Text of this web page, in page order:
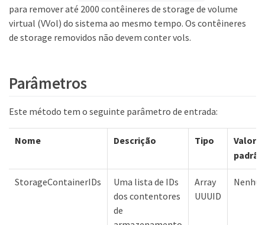
para remover até 2000 contêineres de storage de volume
virtual (VVol) do sistema ao mesmo tempo. Os contêineres
de storage removidos não devem conter vols.
Parâmetros
Este método tem o seguinte parâmetro de entrada:
Nome Descrição Tipo
Valor
padrão
StorageContainerIDs
Uma lista de IDs
dos contentores
de
Array
UUUID